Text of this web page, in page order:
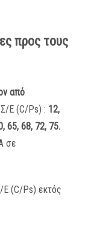
προς τους
από
Ε (C/Ps) : 12,
65, 68, 72, 75.
σε
(C/Ps) εκτός